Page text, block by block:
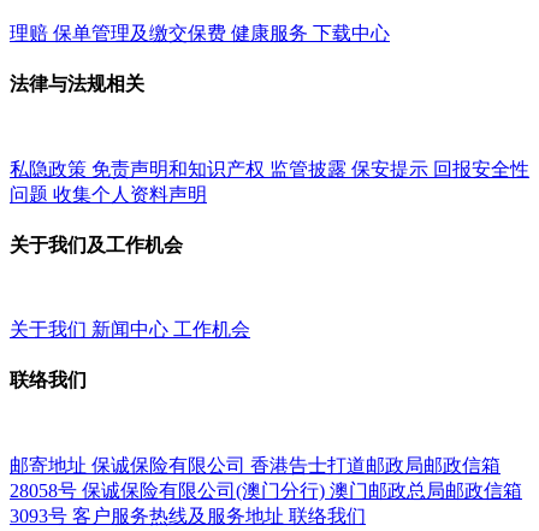
理赔 保单管理及缴交保费 健康服务 下载中心
法律与法规相关
私隐政策 免责声明和知识产权 监管披露 保安提示 回报安全性
问题 收集个人资料声明
关于我们及工作机会
关于我们 新闻中心 工作机会
联络我们
邮寄地址 保诚保险有限公司 香港告士打道邮政局邮政信箱
28058号 保诚保险有限公司(澳门分行) 澳门邮政总局邮政信箱
3093号 客户服务热线及服务地址 联络我们